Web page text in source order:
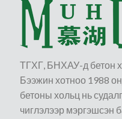
ТГХГ, БНХАУ-д бетон
Бээжин хотноо 1988
бетоны хольц нь
чиглэлээр мэргэшсэн